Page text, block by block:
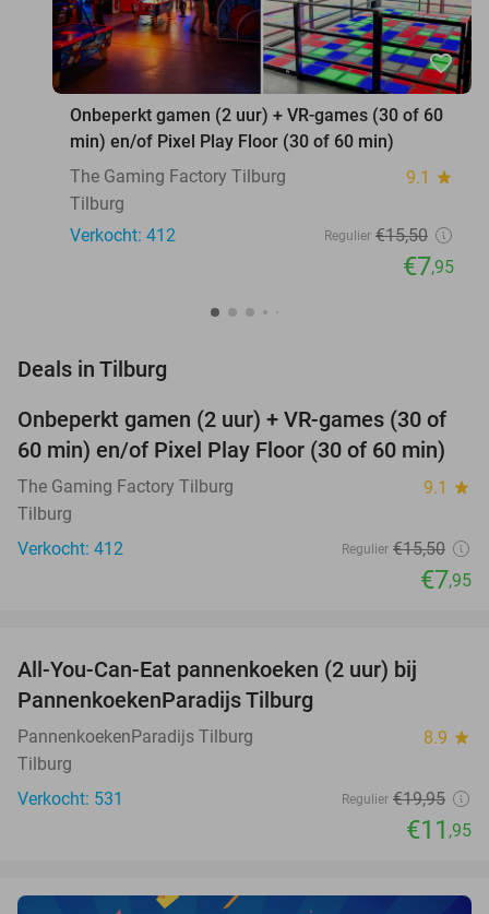
favorite_border
Onbeperkt gamen (2 uur) + VR-games (30 of 60
min) en/of Pixel Play Floor (30 of 60 min)
The Gaming Factory Tilburg
9.1 star
Tilburg
Verkocht: 412
Regulier €15,50
€7,95
Deals in Tilburg
49%
Onbeperkt gamen (2 uur) + VR-games (30 of
60 min) en/of Pixel Play Floor (30 of 60 min)
The Gaming Factory Tilburg 9.1 star
Tilburg
Verkocht: 412
Regulier €15,50
€7,95
All-You-Can-Eat pannenkoeken (2 uur) bij
PannenkoekenParadijs Tilburg
PannenkoekenParadijs Tilburg 8.9 star
Tilburg
Verkocht: 531
Regulier €19,95
€11 ,95